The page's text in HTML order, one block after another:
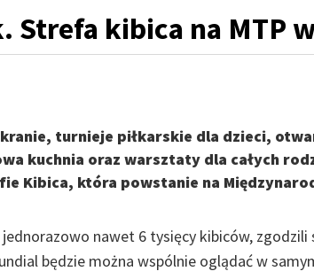
Strefa kibica na MTP
turnieje piłkarskie dla dzieci,
kuchnia oraz warsztaty dla całych
Kibica, która powstanie na
nawet 6 tysięcy kibiców, zgodzili
będzie można wspólnie oglądać w